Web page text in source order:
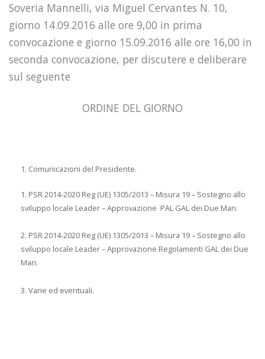
Soveria Mannelli, via Miguel Cervantes N. 10,
giorno 14.09.2016 alle ore 9,00 in prima
convocazione e giorno 15.09.2016 alle ore 16,00 in
seconda convocazione, per discutere e deliberare
sul seguente
ORDINE DEL GIORNO
Comunicazioni del Presidente.
PSR 2014-2020 Reg (UE) 1305/2013 – Misura 19 – Sostegno allo
sviluppo locale Leader – Approvazione PAL GAL dei Due Mari.
PSR 2014-2020 Reg (UE) 1305/2013 – Misura 19 – Sostegno allo
sviluppo locale Leader – Approvazione Regolamenti GAL dei Due
Mari.
Varie ed eventuali.